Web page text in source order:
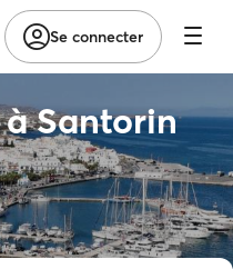
Se connecter
Santorin